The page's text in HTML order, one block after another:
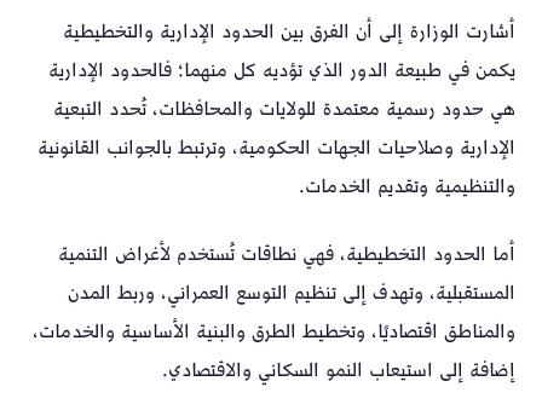
أشارت الوزارة إلى أن الفرق بين الحدود الإدارية والتخطيطية
يكمن في طبيعة الدور الذي تؤديه كل منهما؛ فالحدود الإدارية
هي حدود رسمية معتمدة للولايات والمحافظات، تُحدد التبعية
الإدارية وصلاحيات الجهات الحكومية، وترتبط بالجوانب القانونية
والتنظيمية وتقديم الخدمات.
أما الحدود التخطيطية، فهي نطاقات تُستخدم لأغراض التنمية
المستقبلية، وتهدف إلى تنظيم التوسع العمراني، وربط المدن
والمناطق اقتصاديًا، وتخطيط الطرق والبنية الأساسية والخدمات،
إضافة إلى استيعاب النمو السكاني والاقتصادي.